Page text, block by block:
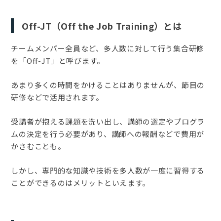
Off-JT（Off the Job Training）とは
チームメンバー全員など、多人数に対して行う集合研修
を「Off-JT」と呼びます。
あまり多くの時間をかけることはありませんが、節目の
研修などで活用されます。
受講者が抱える課題を洗い出し、講師の選定やプログラ
ムの決定を行う必要があり、講師への報酬などで費用が
かさむことも。
しかし、専門的な知識や技術を多人数が一度に習得する
ことができるのはメリットといえます。